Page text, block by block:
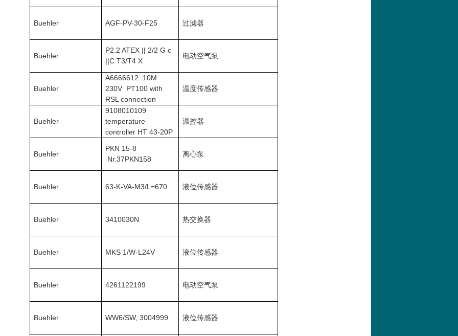
Buehler AGF-PV-30-F25 过滤器
Buehler
P2.2 ATEX || 2/2 G c
||C T3/T4 X
电动空气泵
Buehler
A6666612 10M
230V PT100 with
RSL connection
温度传感器
Buehler
9108010109
temperature
controller HT 43-20P
温控器
Buehler
PKN 15-8
Nr.37PKN158
离心泵
Buehler 63-K-VA-M3/L=670 液位传感器
Buehler 3410030N 热交换器
Buehler MKS 1/W-L24V 液位传感器
Buehler 4261122199 电动空气泵
Buehler WW6/SW, 3004999 液位传感器